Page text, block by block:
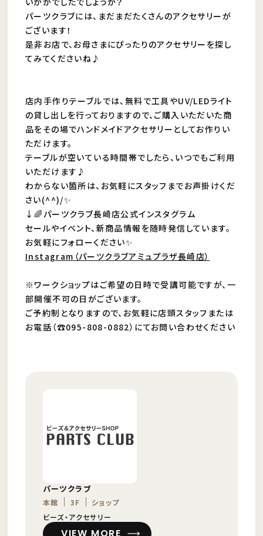
パーツクラブには、まだまだたくさんのアクセサリーが
ございます！
是非お店で、お母さまにぴったりのアクセサリーを探し
てみてくださいね♪
店内手作りテーブルでは、無料で工具やUV/LEDライト
の貸し出しを行っておりますので、ご購入いただいた商
品をその場でハンドメイドアクセサリーとしてお作りい
ただけます。
テーブルが空いている時間帯でしたら、いつでもご利用
いただけます♪
わからない箇所は、お気軽にスタッフまでお声掛けくだ
さい(^^)/✨
↓🌈パーツクラブ長崎店公式インスタグラム
セールやイベント、新商品情報を随時発信しています。
お気軽にフォローください✨
Instagram（パーツクラブアミュプラザ長崎店）
※ワークショップはご希望の日時で受講可能ですが、一
部開催不可の日がございます。
ご予約制となりますので、お気軽に店頭スタッフまたは
お電話（☎095-808-0882）にてお問い合わせください
パーツクラブ
本館 3F
ショップ
ビーズ・アクセサリー
VIEW MORE